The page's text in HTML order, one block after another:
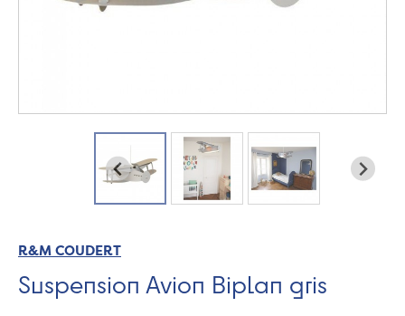
R&M COUDERT
Suspension Avion Biplan gris